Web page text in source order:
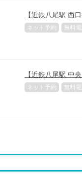
【近鉄八尾駅 西
ネット予約 無料
【近鉄八尾駅 中
ネット予約 無料